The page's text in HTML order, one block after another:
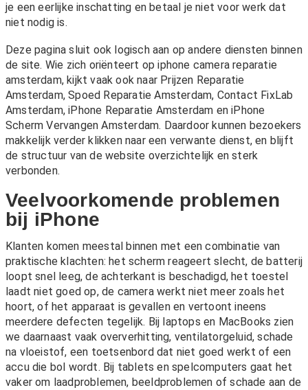
je een eerlijke inschatting en betaal je niet voor werk dat
niet nodig is.
Deze pagina sluit ook logisch aan op andere diensten binnen
de site. Wie zich oriënteert op iphone camera reparatie
amsterdam, kijkt vaak ook naar Prijzen Reparatie
Amsterdam,Spoed Reparatie Amsterdam, Contact FixLab
Amsterdam,iPhone Reparatie Amsterdam eniPhone
Scherm Vervangen Amsterdam. Daardoor kunnen bezoekers
makkelijk verder klikken naar een verwante dienst, en blijft
de structuur van de website overzichtelijk en sterk
verbonden.
Veelvoorkomende problemen
bij iPhone
Klanten komen meestal binnen met een combinatie van
praktische klachten: het scherm reageert slecht, de batterij
loopt snel leeg, de achterkant is beschadigd, het toestel
laadt niet goed op, de camera werkt niet meer zoals het
hoort, of het apparaat is gevallen en vertoont ineens
meerdere defecten tegelijk. Bij laptops en MacBooks zien
we daarnaast vaak oververhitting, ventilatorgeluid, schade
na vloeistof, een toetsenbord dat niet goed werkt of een
accu die bol wordt. Bij tablets en spelcomputers gaat het
vaker om laadproblemen, beeldproblemen of schade aan de